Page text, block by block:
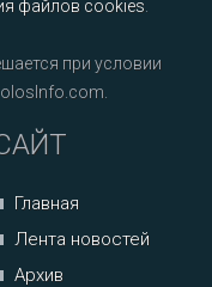
файлов cookies
при условии
Главная
Лента новостей
Архив